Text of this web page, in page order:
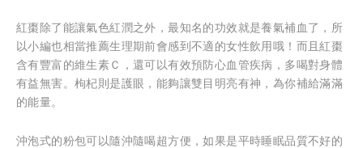
紅棗除了能讓氣色紅潤之外，最知名的功效就是養氣補血了，所
以小編也相當推薦生理期前會感到不適的女性飲用哦！而且紅棗
含有豐富的維生素Ｃ，還可以有效預防心血管疾病，多喝對身體
有益無害。枸杞則是護眼，能夠讓雙目明亮有神，為你補給滿滿
的能量。
沖泡式的粉包可以隨沖隨喝超方便，如果是平時睡眠品質不好的